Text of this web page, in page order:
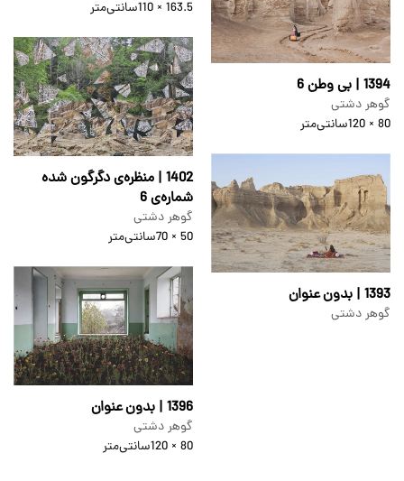
163.5 × 110
سانتی‌متر
1394 | بی‌ وطن 6
گوهر دشتی
80 × 120
سانتی‌متر
1402 | منظره‌ی دگرگون شده
شماره‌ی 6
گوهر دشتی
50 × 70
سانتی‌متر
1393 | بدون عنوان
گوهر دشتی
1396 | بدون عنوان
گوهر دشتی
80 × 120
سانتی‌متر